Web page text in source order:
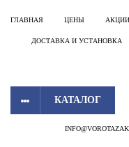
ГЛАВНАЯ ЦЕНЫ АКЦИИ
ДОСТАВКА И УСТАНОВКА
КАТАЛОГ